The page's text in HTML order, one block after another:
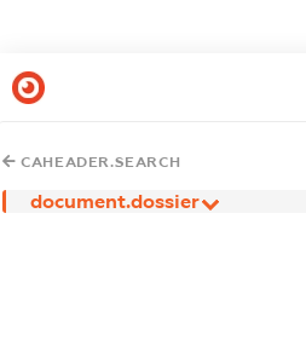
CAHEADER.SEARCH
document.dossier